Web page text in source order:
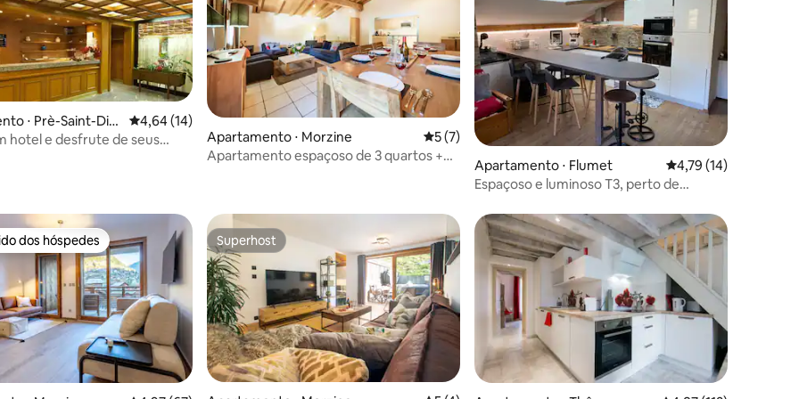
média de 5, 8 avaliações
⋅ Prè-Saint-Didi
4,64 de uma avaliação média de 5, 14 avaliações
4,64 (14)
hotel e desfrute de seus
Apartamento ⋅ Morzine 5 de uma avaliação média de 5, 7 avaliações
5 (7)
Apartamento espaçoso de 3 quartos +
Apartamento ⋅ Flumet 4,79 de uma
4,79 (14)
Espaçoso e luminoso T3, perto de
preferidos dos hóspedes
dos hóspedes Superhost
Superhost